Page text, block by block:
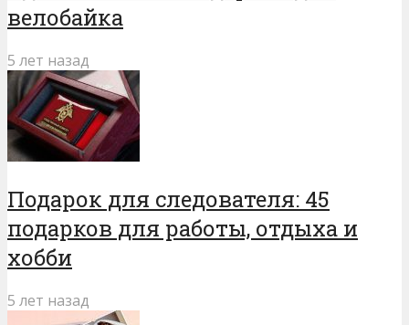
велобайка
5 лет назад
Подарок для следователя: 45
подарков для работы, отдыха и
хобби
5 лет назад